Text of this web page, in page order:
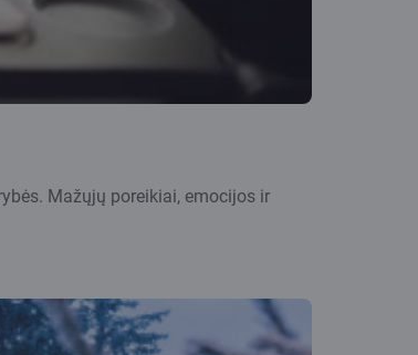
Mažųjų poreikiai, emocijos ir